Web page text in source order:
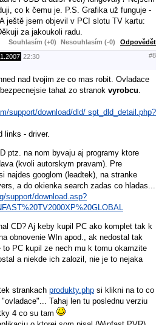
co k čemu je. P.S. Grafika už funguje -
ještě jsem objevil v PCI slotu TV kartu:
za jakoukoli radu.
Souhlasím (+0) Nesouhlasím (-0) Odpovědět
22:30 #8
nad tvojim ze co mas robit. Ovladace
tahat zo stranok vyrobcu
support/download/dld/ spt_dld_detail.php?
links - driver.
ptz. na nom byvaju aj programy ktore
(kvoli autorskym pravam). Pre
najdes googlom (leadtek), na stranke
a do okienka search zadas co hladas...
support/download.asp?
CD? Aj keby kupil PC ako komplet tak k
obnovenie WIn apod., ak nedostal tak
PC kupil ze nech mu k tomu okamzite
a niekde ich zalozil, nie je to nejaka
strankach produkty.php si klikni na to co
Tahaj len tu poslednu verziu
4 co su tam